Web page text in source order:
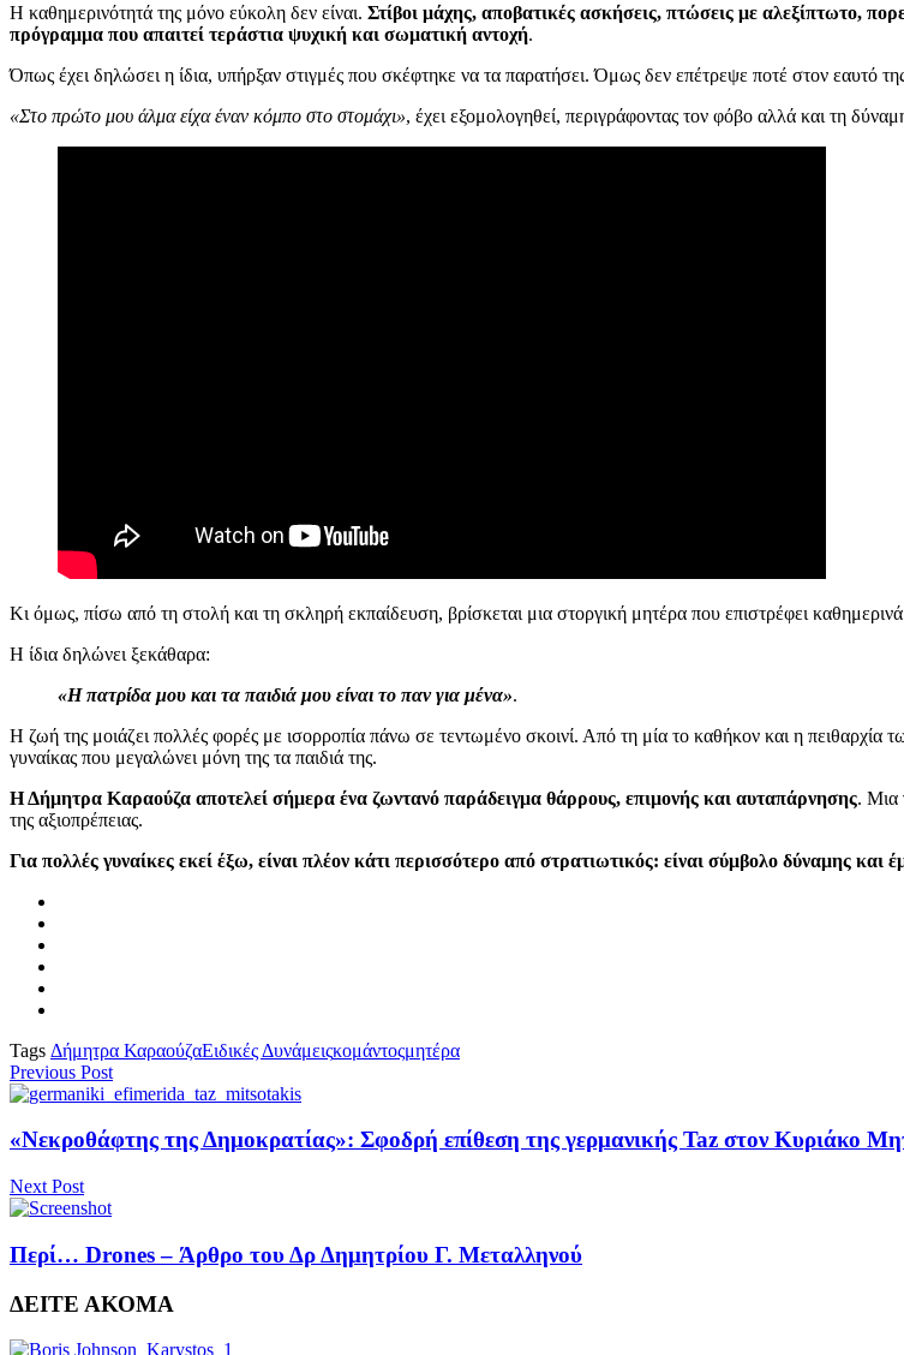
Η καθημερινότητά της μόνο εύκολη δεν είναι. Στίβοι μάχης, αποβατικές ασκήσεις, πτώσεις με αλεξίπτωτο,
πρόγραμμα που απαιτεί τεράστια ψυχική και σωματική αντοχή.
Όπως έχει δηλώσει η ίδια, υπήρξαν στιγμές που σκέφτηκε να τα παρατήσει. Όμως δεν επέτρεψε ποτέ στον εαυτό
«Στο πρώτο μου άλμα είχα έναν κόμπο στο στομάχι», έχει εξομολογηθεί, περιγράφοντας τον φόβο αλλά και τη
Κι όμως, πίσω από τη στολή και τη σκληρή εκπαίδευση, βρίσκεται μια στοργική μητέρα που επιστρέφει καθημερινά
Η ίδια δηλώνει ξεκάθαρα:
«Η πατρίδα μου και τα παιδιά μου είναι το παν για μένα».
Η ζωή της μοιάζει πολλές φορές με ισορροπία πάνω σε τεντωμένο σκοινί. Από τη μία το καθήκον και η πειθαρχία
γυναίκας που μεγαλώνει μόνη της τα παιδιά της.
Η Δήμητρα Καραούζα αποτελεί σήμερα ένα ζωντανό παράδειγμα θάρρους, επιμονής και αυταπάρνησης. Μια
της αξιοπρέπειας.
Για πολλές γυναίκες εκεί έξω, είναι πλέον κάτι περισσότερο από στρατιωτικός: είναι σύμβολο δύναμης και
Tags Δήμητρα ΚαραούζαΕιδικές Δυνάμειςκομάντοςμητέρα
Previous Post
«Νεκροθάφτης της Δημοκρατίας»: Σφοδρή επίθεση της γερμανικής Taz στον Κυριάκο
Next Post
Περί… Drones – Άρθρο του Δρ Δημητρίου Γ. Μεταλληνού
ΔΕΙΤΕ ΑΚΟΜΑ